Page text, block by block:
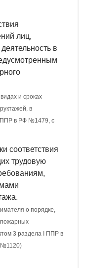
лиц,
в
и сроках
в
ППР в РФ №1479, с
соответствия
трудовую
о порядке,
3 раздела I ППР в
№1120)